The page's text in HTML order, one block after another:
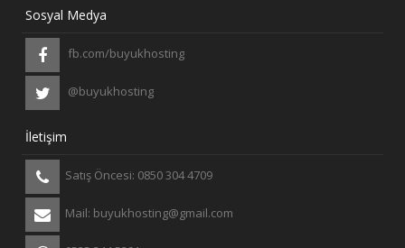
Sosyal Medya
fb.com/buyukhosting
@buyukhosting
İletişim
Satış Öncesi: 0850 304 4709
Mail: buyukhosting@gmail.com